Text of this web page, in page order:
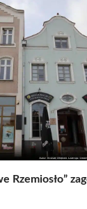
Rzemiosło”